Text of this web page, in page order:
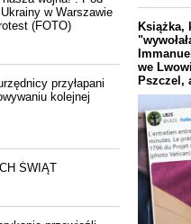
w Warszawie
(FOTO)
przyłapani
kolejnej
ŚWIĄT
Książka,
we
Pszczel,